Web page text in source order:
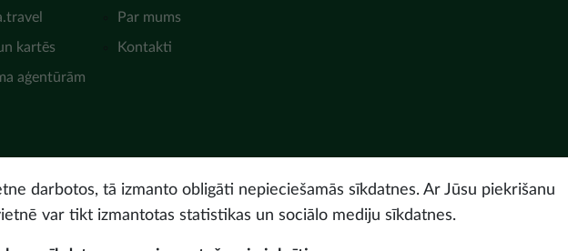
kartēs
aģentūrām
Par mums
Kontakti
darbotos, tā izmanto obligāti nepieciešamās sīkdatnes. Ar Jūsu piekrišanu
var tikt izmantotas statistikas un sociālo mediju sīkdatnes.